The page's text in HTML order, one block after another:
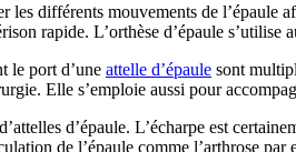
les différents mouvements de
rapide. L’orthèse d’épaule
le port d’une attelle d’épaule sont
Elle s’emploie aussi pour
d’épaule. L’écharpe est
de l’épaule comme l’arthrose